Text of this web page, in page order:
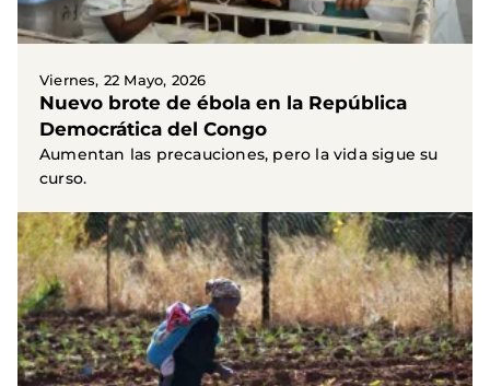
Viernes, 22 Mayo, 2026
Nuevo brote de ébola en la República
Democrática del Congo
Aumentan las precauciones, pero la vida sigue su
curso.